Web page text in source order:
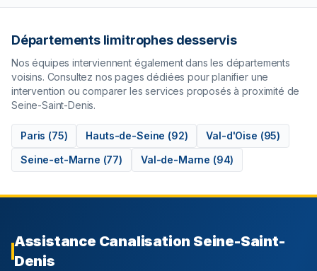
Départements limitrophes desservis
Nos équipes interviennent également dans les départements
voisins. Consultez nos pages dédiées pour planifier une
intervention ou comparer les services proposés à proximité de
Seine-Saint-Denis.
Paris (75) Hauts-de-Seine (92) Val-d'Oise (95)
Seine-et-Marne (77) Val-de-Marne (94)
Assistance Canalisation Seine-Saint-
Denis